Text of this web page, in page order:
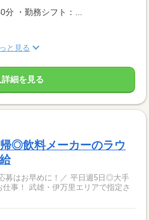
・勤務シフト：...
と見る
細を見る
◎飲料メーカーのラウ
募はお早めに！／ 平日週5日◎大手
事！ 武雄・伊万里エリアで指定さ